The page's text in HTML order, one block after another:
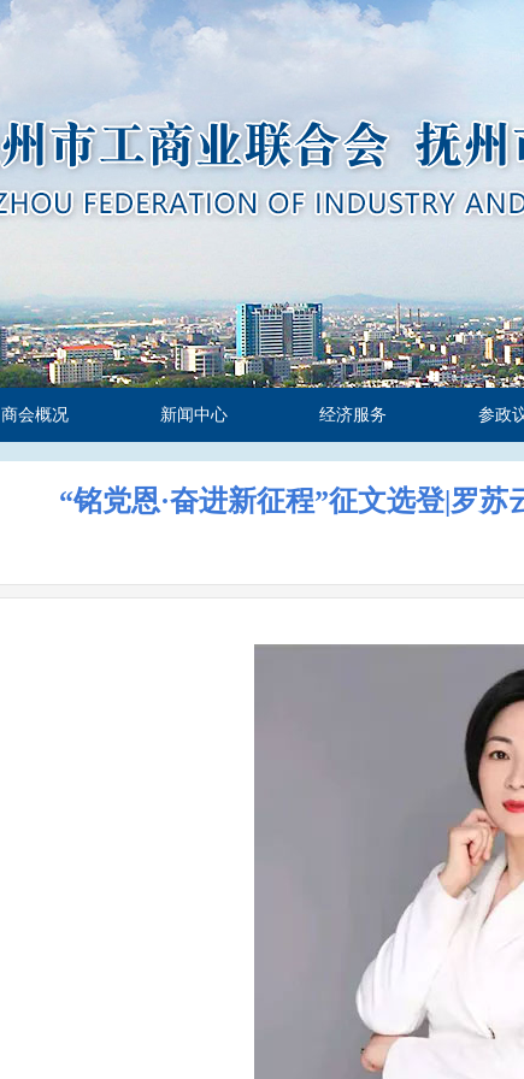
商会概况 新闻中心 经济服务 参政
“铭党恩·奋进新征程”征文选登|罗